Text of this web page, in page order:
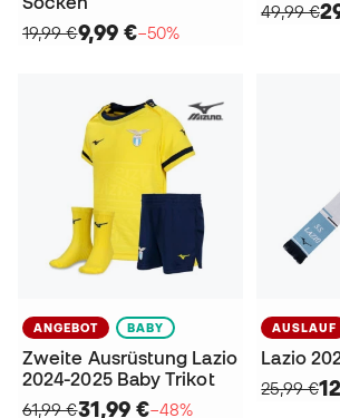
19,99 €9,99 €−50%
49,99 €
ANGEBOT BABY
Zweite Ausrüstung Lazio
2024-2025 Baby Trikot
61,99 €31,99 €−48%
AUSLAUF
Lazio
25,99 €